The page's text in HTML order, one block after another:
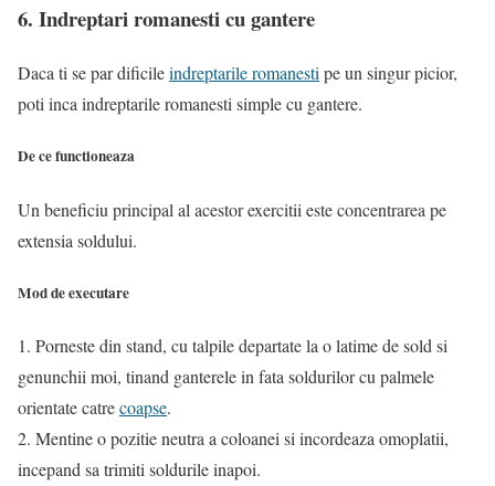
6. Indreptari romanesti cu gantere
Daca ti se par dificileindreptarile romanesti pe un singur picior,
poti inca indreptarile romanesti simple cu gantere.
De ce functioneaza
Un beneficiu principal al acestor exercitii este concentrarea pe
extensia soldului.
Mod de executare
1. Porneste din stand, cu talpile departate la o latime de sold si
genunchii moi, tinand ganterele in fata soldurilor cu palmele
orientate catrecoapse.
2. Mentine o pozitie neutra a coloanei si incordeaza omoplatii,
incepand sa trimiti soldurile inapoi.